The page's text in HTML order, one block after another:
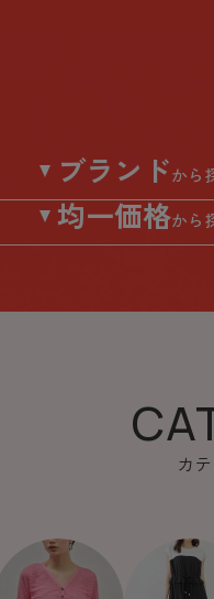
ブランドから
均一価格から
カ